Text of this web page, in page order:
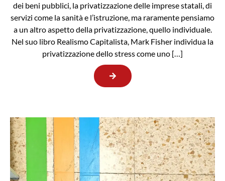
dei beni pubblici, la privatizzazione delle imprese statali, di
servizi come la sanità e l’istruzione, ma raramente pensiamo
a un altro aspetto della privatizzazione, quello individuale.
Nel suo libro Realismo Capitalista, Mark Fisher individua la
privatizzazione dello stress come uno […]